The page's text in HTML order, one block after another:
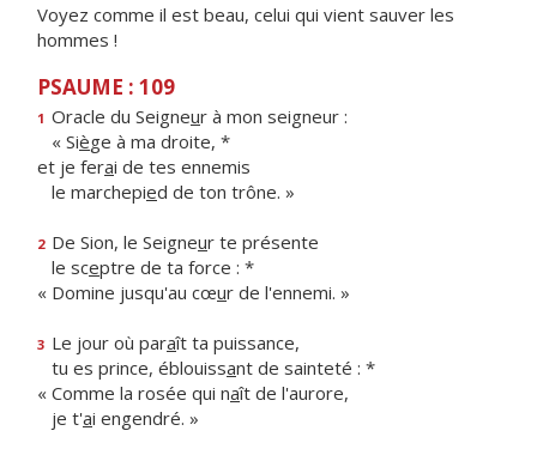
Voyez comme il est beau, celui qui vient sauver les
hommes !
PSAUME : 109
1 Oracle du Seigneur à mon seigneur :
« Siège à ma droite, *
et je ferai de tes ennemis
le marchepied de ton trône. »
2 De Sion, le Seigneur te présente
le sceptre de ta force : *
« Domine jusqu'au cœur de l'ennemi. »
3 Le jour où paraît ta puissance,
tu es prince, éblouissant de sainteté : *
« Comme la rosée qui naît de l'aurore,
je t'ai engendré. »